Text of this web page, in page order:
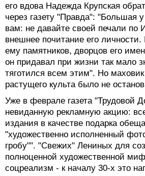
его вдова Надежда Крупская
через газету "Правда": "Большая
вам: не давайте своей печали по
внешнее почитание его личности.
ему памятников, дворцов его
он придавал при жизни так мало
тяготился всем этим". Но
растущего культа было не
Уже в феврале газета "Трудовой
невиданную рекламную акцию:
издания в качестве подарка
"художественно исполненный
гробу"". "Свежих" Лениных для
полноценной художественной
соцреализм - к началу 30-х это